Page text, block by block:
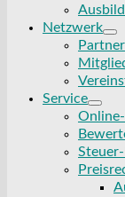
Netzwerk
Partner
Service